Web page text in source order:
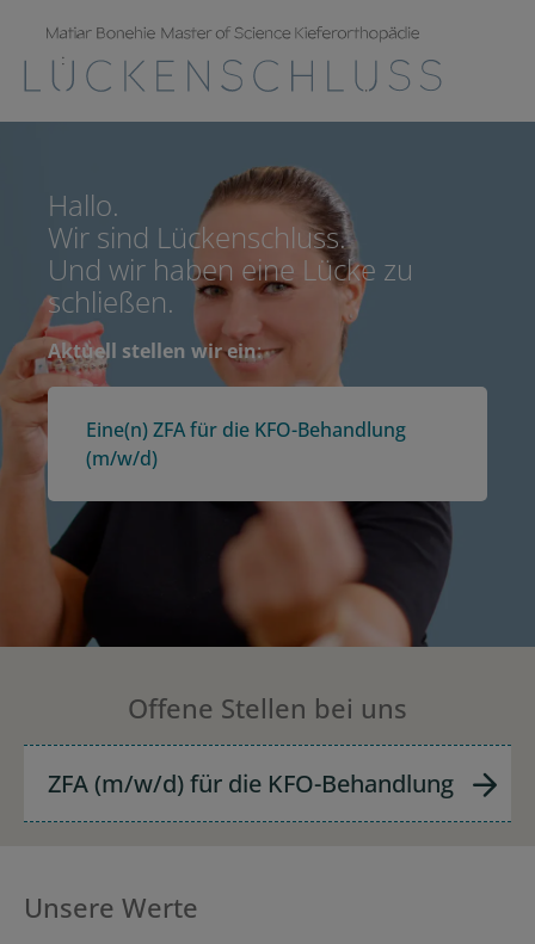
Hallo.
Wir sind Lückenschluss.
Und wir haben eine Lücke zu
schließen.
Aktuell stellen wir ein:
Eine(n) ZFA für die KFO-Behandlung
(m/w/d)
Offene Stellen bei uns
ZFA (m/w/d) für die KFO-Behandlung
Unsere Werte